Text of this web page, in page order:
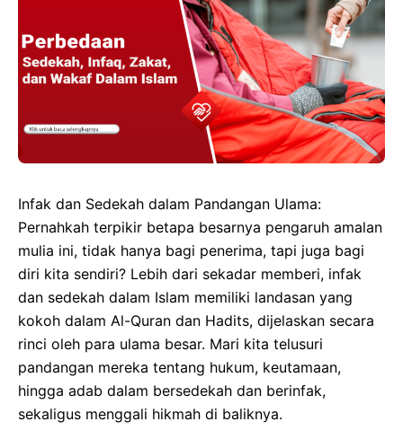
Infak dan Sedekah dalam Pandangan Ulama:
Pernahkah terpikir betapa besarnya pengaruh amalan
mulia ini, tidak hanya bagi penerima, tapi juga bagi
diri kita sendiri? Lebih dari sekadar memberi, infak
dan sedekah dalam Islam memiliki landasan yang
kokoh dalam Al-Quran dan Hadits, dijelaskan secara
rinci oleh para ulama besar. Mari kita telusuri
pandangan mereka tentang hukum, keutamaan,
hingga adab dalam bersedekah dan berinfak,
sekaligus menggali hikmah di baliknya.